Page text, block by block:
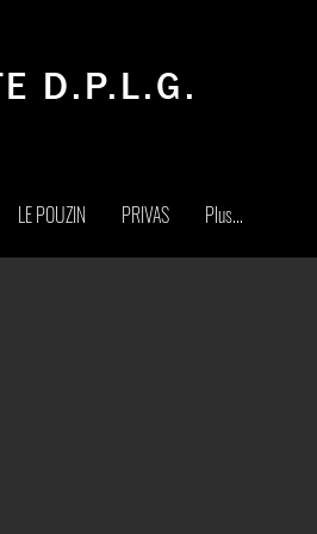
D.P.L.G.
LE POUZIN PRIVAS Plus...